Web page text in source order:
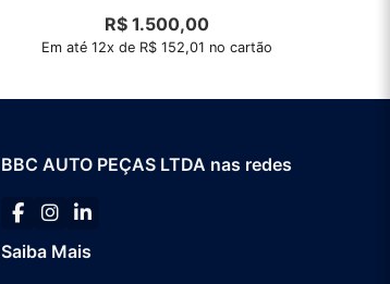
R$1.500,00
Em até 12x de R$ 152,01 no cartão
BBC AUTO PEÇAS LTDA nas redes
Saiba Mais